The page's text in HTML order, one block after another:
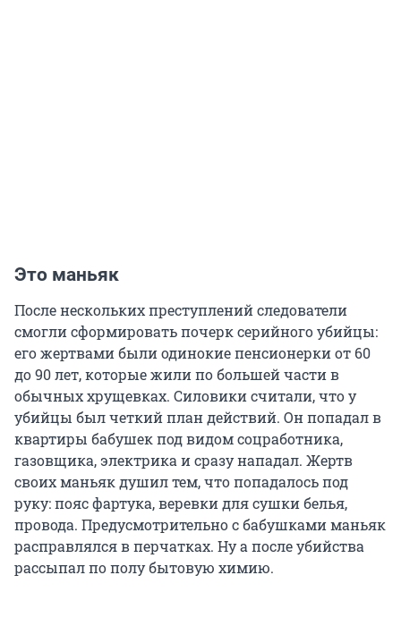
Это маньяк
После нескольких преступлений следователи
смогли сформировать почерк серийного убийцы:
его жертвами были одинокие пенсионерки от 60
до 90 лет, которые жили по большей части в
обычных хрущевках. Силовики считали, что у
убийцы был четкий план действий. Он попадал в
квартиры бабушек под видом соцработника,
газовщика, электрика и сразу нападал. Жертв
своих маньяк душил тем, что попадалось под
руку: пояс фартука, веревки для сушки белья,
провода. Предусмотрительно с бабушками маньяк
расправлялся в перчатках. Ну а после убийства
рассыпал по полу бытовую химию.